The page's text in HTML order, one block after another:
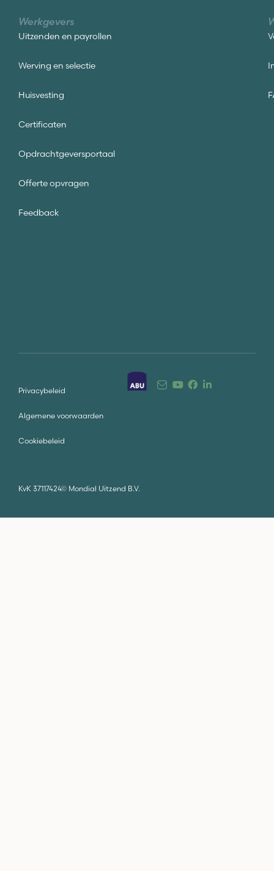
Werkgevers
Uitzenden en payrollen
Werving en selectie
Huisvesting
Certificaten
Opdrachtgeversportaal
Offerte opvragen
Feedback
KvK 37117424© Mondial Uitzend B.V.
Privacybeleid
Algemene voorwaarden
Cookiebeleid